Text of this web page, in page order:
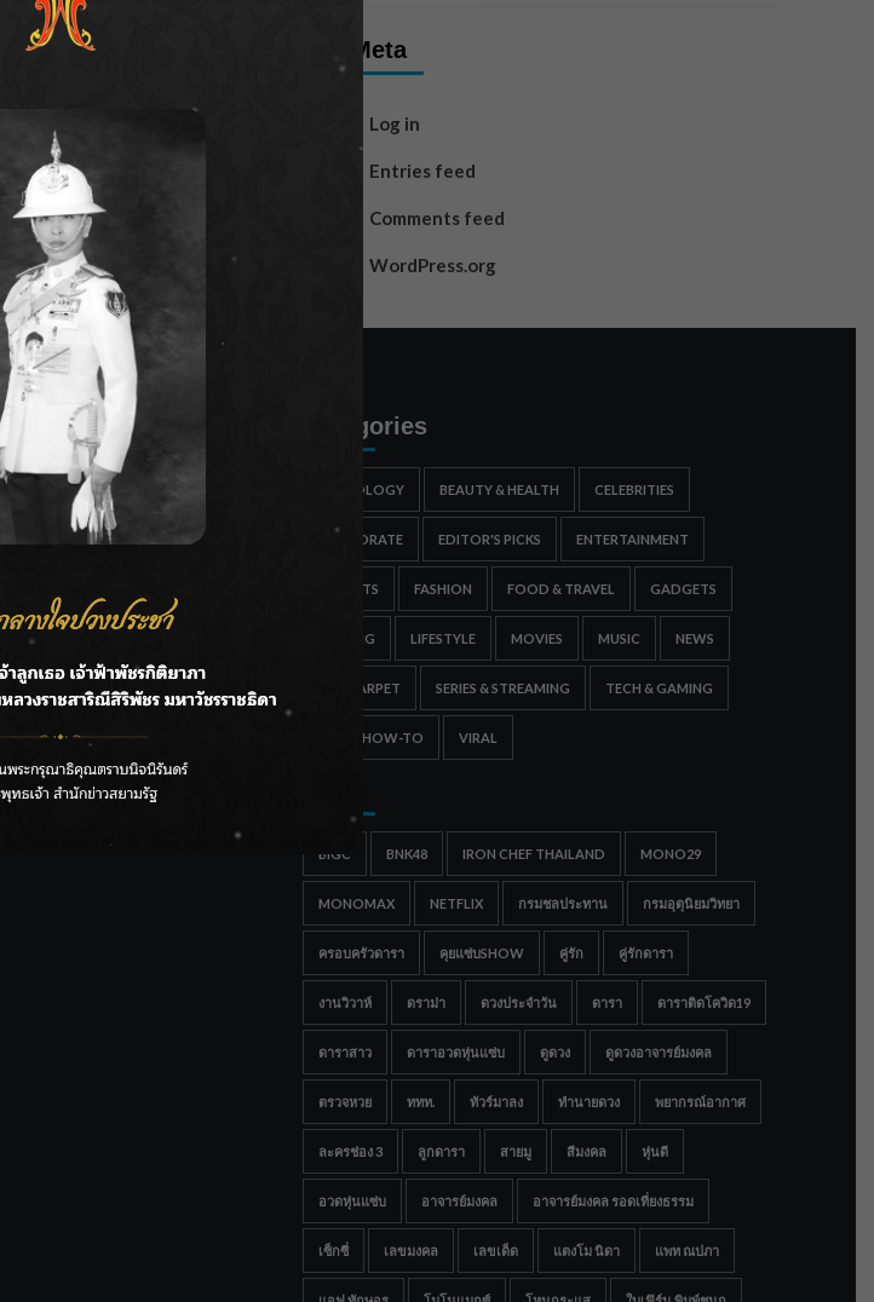
Meta
Log in
Entries feed
Comments feed
WordPress.org
ติดตามแก้ปัญหาโครงการประตู
นไว้ตอนยังมีชีวิต”
ค์ฯ ติดตามโครงการหุบกะพง–ห้วย
น้ำเพชรบุรี
ะเทศ เตรียมเครื่องจักรรับมือน้ำ
Categories
ASTROLOGY BEAUTY & HEALTH CELEBRITIES
CORPORATE EDITOR'S PICKS ENTERTAINMENT
ESPORTS FASHION FOOD & TRAVEL GADGETS
GAMING LIFESTYLE MOVIES MUSIC NEWS
RED CARPET SERIES & STREAMING TECH & GAMING
TIPS & HOW-TO VIRAL
BIGC BNK48 IRON CHEF THAILAND MONO29
MONOMAX NETFLIX กรมชลประทาน กรมอุตุนิยมวิทยา
ครอบครัวดารา คุยแซ่บSHOW คู่รัก คู่รักดารา
งานวิวาห์ ดราม่า ดวงประจำวัน ดารา ดาราติดโควิด19
ดาราสาว ดาราอวดหุ่นแซ่บ ดูดวง ดูดวงอาจารย์มงคล
ตรวจหวย ททท. ทัวร์มาลง ทำนายดวง พยากรณ์อากาศ
ละครช่อง 3 ลูกดารา สายมู สีมงคล หุ่นดี
อวดหุ่นแซ่บ อาจารย์มงคล อาจารย์มงคล รอดเที่ยงธรรม
เซ็กซี่ เลขมงคล เลขเด็ด แตงโม นิดา แพท ณปภา